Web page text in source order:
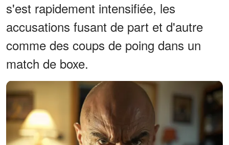
s'est rapidement intensifiée, les
accusations fusant de part et d'autre
comme des coups de poing dans un
match de boxe.